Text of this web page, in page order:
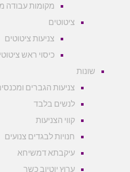
מקומות עבודה מאמרים
ציטוטים
צניעות ציטוטים
כיסוי ראש ציטוטים
צניעות הגברים ומכנסים צמודים
לנשים בלבד
קווי הצניעות
חנויות לבגדים צנועים
עיקבתא דמשיחא
ערוץ יוטיוב כשר